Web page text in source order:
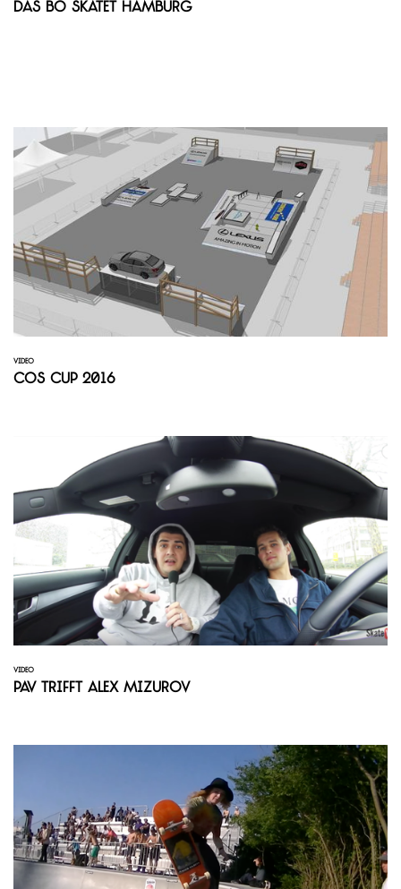
Das Bo Skatet Hamburg
VIDEO
COS Cup 2016
VIDEO
Pav trifft Alex Mizurov